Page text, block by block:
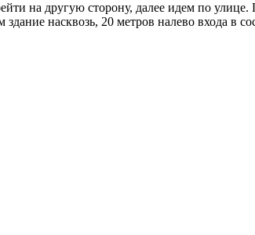
на другую сторону, далее идем по улице.
насквозь, 20 метров налево входа в